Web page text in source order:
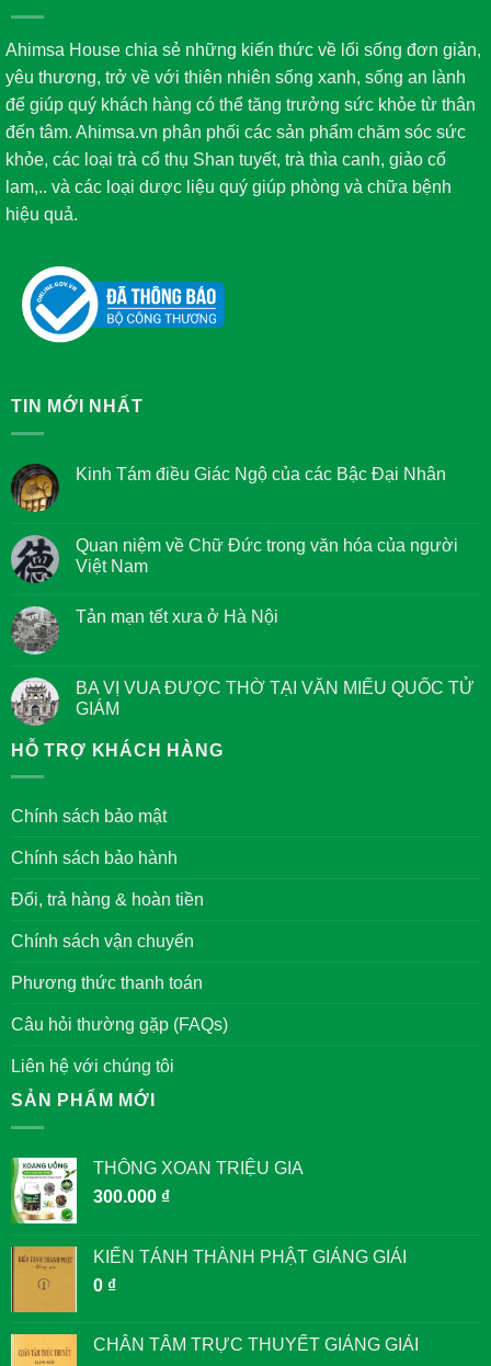
Ahimsa House chia sẻ những kiến thức về lối sống đơn giản,
yêu thương, trở về với thiên nhiên sống xanh, sống an lành
để giúp quý khách hàng có thể tăng trưởng sức khỏe từ thân
đến tâm. Ahimsa.vn phân phối các sản phẩm chăm sóc sức
khỏe, các loại trà cổ thụ Shan tuyết, trà thìa canh, giảo cổ
lam,.. và các loại dược liệu quý giúp phòng và chữa bệnh
hiệu quả.
TIN MỚI NHẤT
Kinh Tám điều Giác Ngộ của các Bậc Đại Nhân
luận
ở
Kinh
Giác
Ngộ
Đại
Nhân
Quan niệm về Chữ Đức trong văn hóa của người
Việt Nam
bình
về
Chữ
Đức
văn
hóa
Nam
Tản mạn tết xưa ở Hà Nội
luận
ở
Tản
xưa
BA VỊ VUA ĐƯỢC THỜ TẠI VĂN MIẾU QUỐC TỬ
GIÁM
có
bình
VỊ
THỜ
MIẾU
GIÁM
HỖ TRỢ KHÁCH HÀNG
Chính sách bảo mật
Chính sách bảo hành
Đổi, trả hàng & hoàn tiền
Chính sách vận chuyển
Phương thức thanh toán
Câu hỏi thường gặp (FAQs)
Liên hệ với chúng tôi
SẢN PHẨM MỚI
THÔNG XOAN TRIỆU GIA
300.000 ₫
KIẾN TÁNH THÀNH PHẬT GIẢNG GIẢI
0 ₫
CHÂN TÂM TRỰC THUYẾT GIẢNG GIẢI